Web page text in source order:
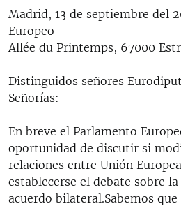
Madrid, 13 de septiembre del
Europeo
Allée du Printemps, 67000
Distinguidos señores
Señorías:
En breve el Parlamento
oportunidad de discutir si
relaciones entre Unión
establecerse el debate sobre
acuerdo bilateral.Sabemos